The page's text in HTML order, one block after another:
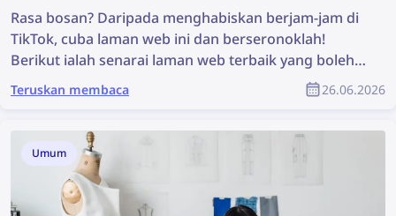
Rasa bosan? Daripada menghabiskan berjam-jam di
TikTok, cuba laman web ini dan berseronoklah!
Berikut ialah senarai laman web terbaik yang boleh
anda lawati apabila bosan — daripada permainan
yang menyeronokkan hingga penerokaan web.
Teruskan membaca 26.06.2026
Umum